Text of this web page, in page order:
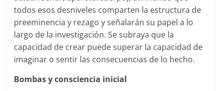
todos esos desniveles comparten la estructura de
preeminencia y rezago y señalarán su papel a lo
largo de la investigación. Se subraya que la
capacidad de crear puede superar la capacidad de
imaginar o sentir las consecuencias de lo hecho.
Bombas y consciencia inicial